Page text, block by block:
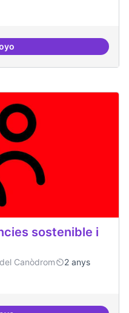
+ residències
sostenible i
Canòdrom
2 anys